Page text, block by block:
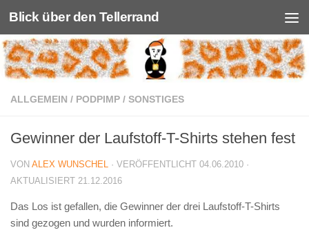
Unter dem Inhalt
Blick über den Tellerrand
ALLGEMEIN / PODPIMP / SONSTIGES
Gewinner der Laufstoff-T-Shirts stehen fest
VON ALEX WUNSCHEL · VERÖFFENTLICHT 04.06.2010 ·
AKTUALISIERT 21.12.2016
Das Los ist gefallen, die Gewinner der drei Laufstoff-T-Shirts
sind gezogen und wurden informiert.